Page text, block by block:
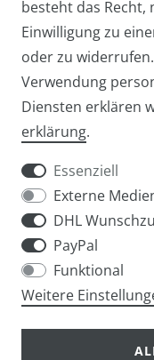
Impressum
besteht das
Einwilligung zu
oder zu
Verwendung
Diensten erklären
erklärung.
Essenziell
Externe
DHL
PayPal
Funktional
Weitere